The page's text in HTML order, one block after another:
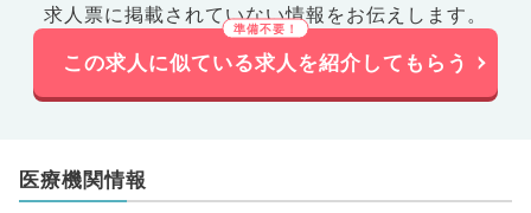
求人票に掲載されていない情報をお伝えします。
この求人に似ている求人を紹介してもらう
医療機関情報